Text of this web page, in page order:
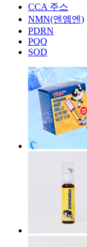
CCA 주스
NMN(엔엠엔)
PDRN
PQQ
SOD